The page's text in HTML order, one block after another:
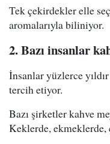
Tek çekirdekler elle
aromalarıyla biliniyor.
2. Bazı insanlar
İnsanlar yüzlerce
tercih etiyor.
Bazı şirketler kahve
Keklerde, ekmeklerde,